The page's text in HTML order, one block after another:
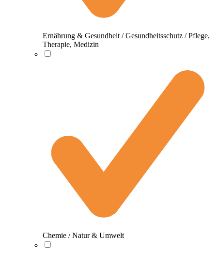
Ernährung & Gesundheit / Gesundheitsschutz / Pflege,
Therapie, Medizin
Chemie / Natur & Umwelt